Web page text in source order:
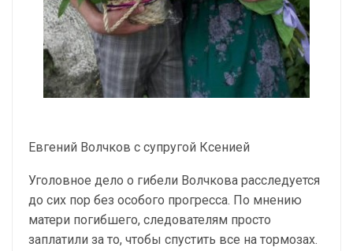
Евгений Волчков с супругой Ксенией
Уголовное дело о гибели Волчкова расследуется
до сих пор без особого прогресса. По мнению
матери погибшего, следователям просто
заплатили за то, чтобы спустить все на тормозах.